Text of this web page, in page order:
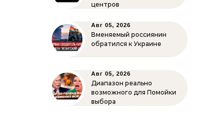
центров
Авг 05, 2026
Вменяемый россиянин
обратился к Украине
Авг 05, 2026
Диапазон реально
возможного для Помойки
выбора